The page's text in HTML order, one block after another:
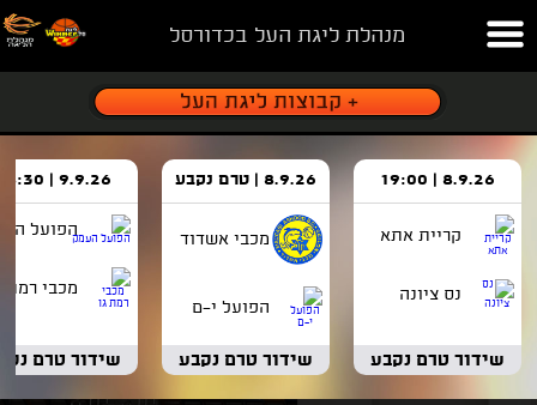
מנהלת ליגת העל בכדורסל
8.9.26 | 19:00
קריית אתא
נס ציונה
שידור טרם נקבע
8.9.26 | טרם נקבע
מכבי אשדוד
הפועל י-ם
שידור טרם נקבע
9.9.26 | 18:30
הפועל
מכבי רמת
שידור טרם